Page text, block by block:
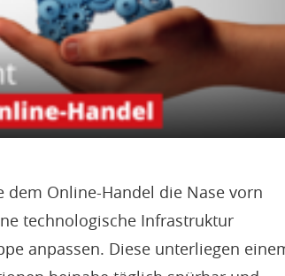
Online-Handel die Nase vorn
technologische Infrastruktur
anpassen. Diese unterliegen